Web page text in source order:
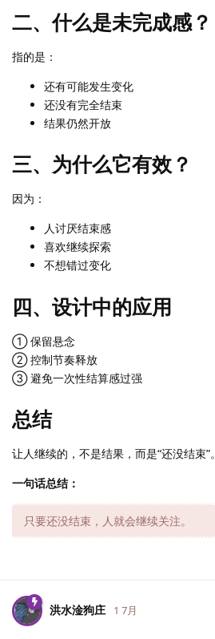
二、什么是未完成感？
指的是：
还有可能发生变化
还没有完全结束
结果仍然开放
三、为什么它有效？
因为：
人讨厌结束感
喜欢继续探索
不想错过变化
四、设计中的应用
① 保留悬念
② 控制节奏释放
③ 避免一次性结算感过强
总结
让人继续的，不是结果，而是“还没结束”。
一句话总结：
只要还没结束，人就会继续关注。
洪水淦狗庄 1 7月